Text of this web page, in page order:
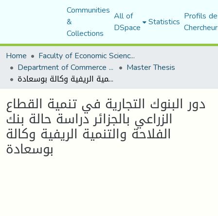
Communities
&
Collections
All of
DSpace Statistics Profils
Home
Faculty of Economic Sciences, Commerce and Management Sciences
Department of Commerce Science Master Thesis
دور البنوك التجاریة في تنمیة القطاع الزراعي بالجزائر دراسة حالة بنك الفلاحة والتنمية الريفية وكالة بوسعادة
دور البنوك التجاریة في تنمیة القطاع
الزراعي بالجزائر دراسة حالة بنك
الفلاحة والتنمية الريفية وكالة
بوسعادة